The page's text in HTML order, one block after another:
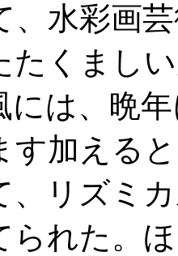
、水彩画
たくまし
には、晩
す加える
、リズミ
られた。